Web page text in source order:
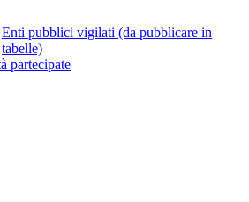
Enti pubblici vigilati (da pubblicare in
tabelle)
partecipate